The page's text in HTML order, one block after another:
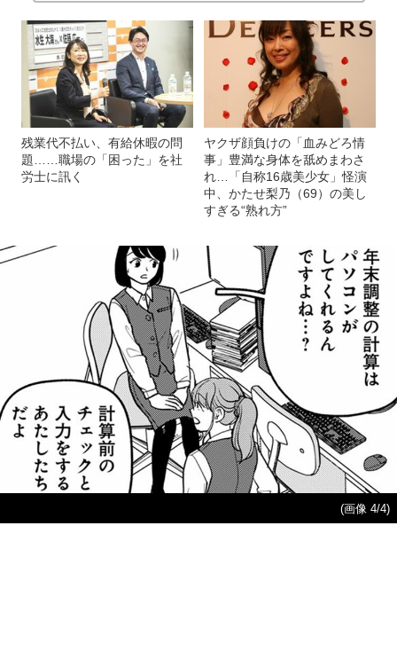
残業代不払い、有給休暇の問
題……職場の「困った」を社
労士に訊く
ヤクザ顔負けの「血みどろ情
事」豊満な身体を舐めまわさ
れ…「自称16歳美少女」怪演
中、かたせ梨乃（69）の美し
すぎる“熟れ方”
(画像 4/4)